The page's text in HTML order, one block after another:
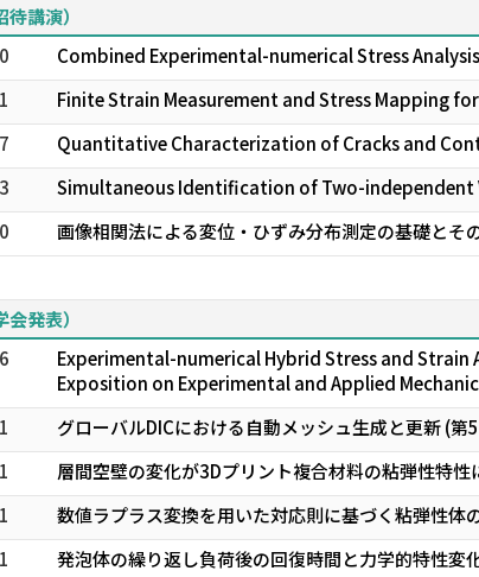
講演）
Combined Experimental-numerical Stress
Finite Strain Measurement and Stress Mapping
Quantitative Characterization of Cracks and
Simultaneous Identification of Two-independent
画像相関法による変位・ひずみ分布測定の基礎とそ
発表）
Experimental-numerical Hybrid Stress and Strain
Exposition on Experimental and Applied
グローバルDICにおける自動メッシュ生成と更新 (
層間空壁の変化が3Dプリント複合材料の粘弾性特
数値ラプラス変換を用いた対応則に基づく粘弾性
発泡体の繰り返し負荷後の回復時間と力学的特性